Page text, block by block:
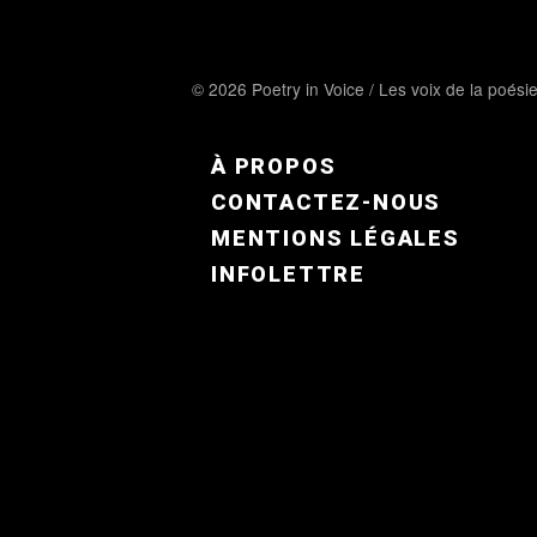
© 2026 Poetry in Voice / Les voix de la poésie
FOOTER MENU FR
À PROPOS
CONTACTEZ-NOUS
MENTIONS LÉGALES
INFOLETTRE